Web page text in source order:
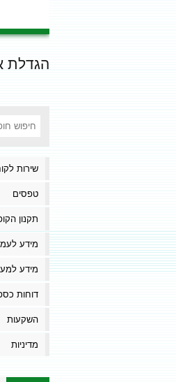
הגדלת
שירות
טפסים
תקנון
מידע
מידע
דוחות
השקעות
מדיניות